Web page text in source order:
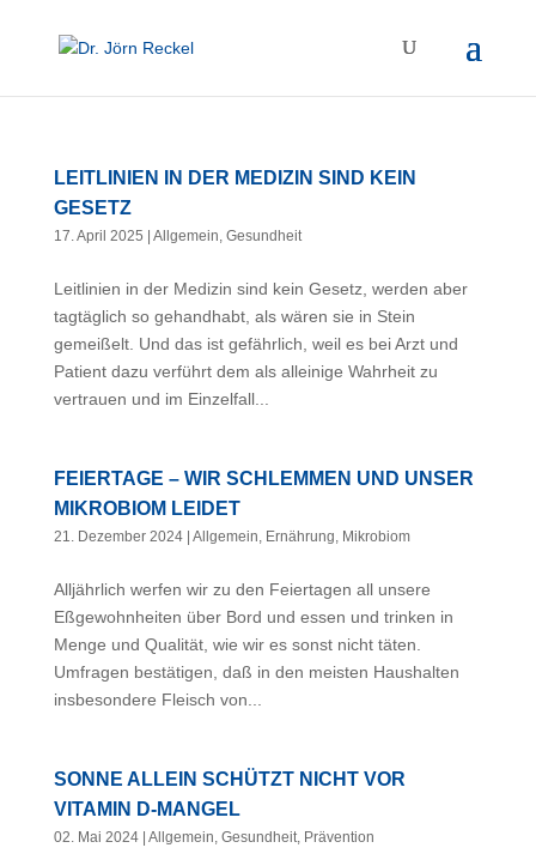
LEITLINIEN IN DER MEDIZIN SIND KEIN
GESETZ
17. April 2025 Allgemein, Gesundheit
Leitlinien in der Medizin sind kein Gesetz, werden aber
tagtäglich so gehandhabt, als wären sie in Stein
gemeißelt. Und das ist gefährlich, weil es bei Arzt und
Patient dazu verführt dem als alleinige Wahrheit zu
vertrauen und im Einzelfall...
FEIERTAGE – WIR SCHLEMMEN UND UNSER
MIKROBIOM LEIDET
21. Dezember 2024| Allgemein, Ernährung, Mikrobiom
Alljährlich werfen wir zu den Feiertagen all unsere
Eßgewohnheiten über Bord und essen und trinken in
Menge und Qualität, wie wir es sonst nicht täten.
Umfragen bestätigen, daß in den meisten Haushalten
insbesondere Fleisch von...
SONNE ALLEIN SCHÜTZT NICHT VOR
VITAMIN D-MANGEL
02. Mai 2024| Allgemein, Gesundheit, Prävention